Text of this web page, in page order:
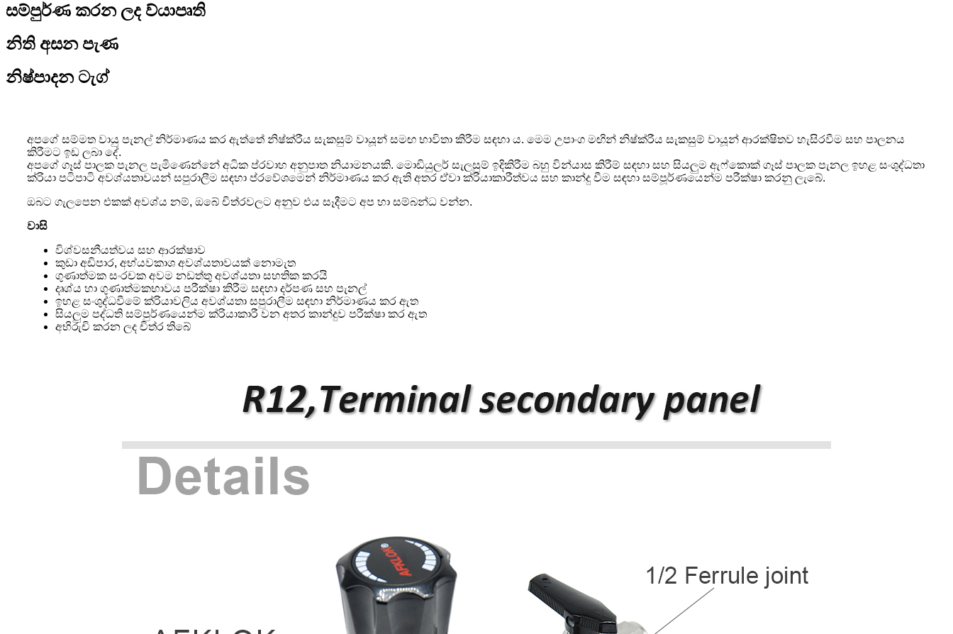
සම්පුර්ණ කරන ලද ව්යාපෘති
නිති අසන පැණ
නිෂ්පාදන ටැග්
අපගේ සම්මත වායු පැනල් නිර්මාණය කර ඇත්තේ නිෂ්ක්රීය සැකසුම් වායූන් සමඟ භාවිතා කිරීම සඳහා ය. මෙම උපාංග මඟින් නිෂ්ක්රීය සැකසුම් වායූන් ආරක්ෂිතව හැසිරවීම සහ පාලනය
කිරීමට ඉඩ ලබා දේ.
අපගේ ගෑස් පාලක පැනල පැමිණෙන්නේ අධික ප්රවාහ අනුපාත නියාමනයකි. මොඩියුලර් සැලසුම් ඉදිකිරීම බහු වින්යාස කිරීම් සඳහා සහ සියලුම ඇෆ්කොක් ගෑස් පාලක පැනල ඉහළ සංශුද්ධතා
ක්රියා පටිපාටි අවශ්යතාවයන් සපුරාලීම සඳහා ප්රවේශමෙන් නිර්මාණය කර ඇති අතර ඒවා ක්රියාකාරීත්වය සහ කාන්දු වීම සඳහා සම්පූර්ණයෙන්ම පරීක්ෂා කරනු ලැබේ.
ඔබට ගැලපෙන එකක් අවශ්ය නම්, ඔබේ චිත්රවලට අනුව එය සෑදීමට අප හා සම්බන්ධ වන්න.
වාසි
විශ්වසනීයත්වය සහ ආරක්ෂාව
කුඩා අඩිපාර, අභ්යවකාශ අවශ්යතාවයක් නොමැත
ගුණාත්මක සංරචක අවම නඩත්තු අවශ්යතා සහතික කරයි
දෘශ්ය හා ගුණාත්මකභාවය පරීක්ෂා කිරීම සඳහා දර්පණ සහ පැනල්
ඉහළ සංශුද්ධවීමේ ක්රියාවලිය අවශ්යතා සපුරාලීම සඳහා නිර්මාණය කර ඇත
සියලුම පද්ධති සම්පුර්ණයෙන්ම ක්රියාකාරී වන අතර කාන්දුව පරීක්ෂා කර ඇත
අභිරුචි කරන ලද චිත්ර තිබේ